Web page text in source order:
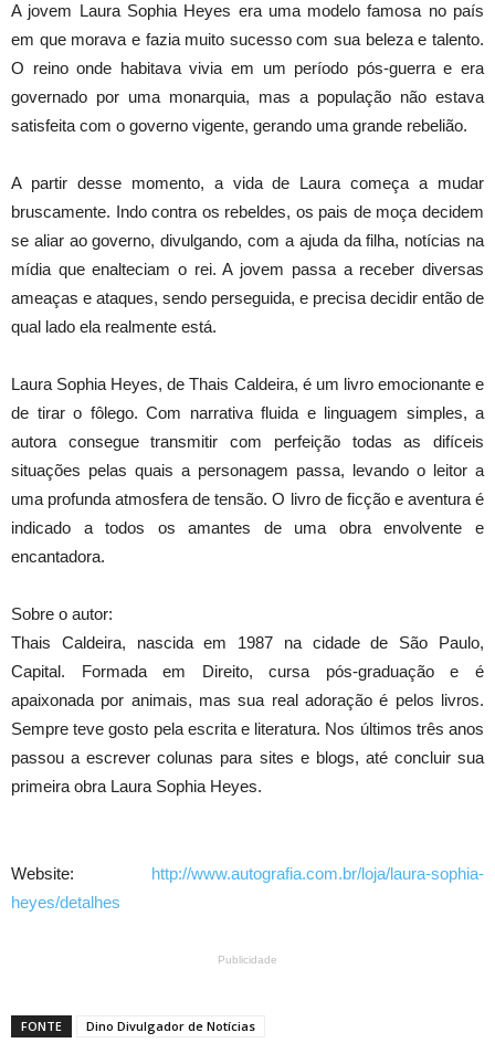
A jovem Laura Sophia Heyes era uma modelo famosa no país
em que morava e fazia muito sucesso com sua beleza e talento.
O reino onde habitava vivia em um período pós-guerra e era
governado por uma monarquia, mas a população não estava
satisfeita com o governo vigente, gerando uma grande rebelião.
A partir desse momento, a vida de Laura começa a mudar
bruscamente. Indo contra os rebeldes, os pais de moça decidem
se aliar ao governo, divulgando, com a ajuda da filha, notícias na
mídia que enalteciam o rei. A jovem passa a receber diversas
ameaças e ataques, sendo perseguida, e precisa decidir então de
qual lado ela realmente está.
Laura Sophia Heyes, de Thais Caldeira, é um livro emocionante e
de tirar o fôlego. Com narrativa fluida e linguagem simples, a
autora consegue transmitir com perfeição todas as difíceis
situações pelas quais a personagem passa, levando o leitor a
uma profunda atmosfera de tensão. O livro de ficção e aventura é
indicado a todos os amantes de uma obra envolvente e
encantadora.
Sobre o autor:
Thais Caldeira, nascida em 1987 na cidade de São Paulo,
Capital. Formada em Direito, cursa pós-graduação e é
apaixonada por animais, mas sua real adoração é pelos livros.
Sempre teve gosto pela escrita e literatura. Nos últimos três anos
passou a escrever colunas para sites e blogs, até concluir sua
primeira obra Laura Sophia Heyes.
Website: http://www.autografia.com.br/loja/laura-sophia-
heyes/detalhes
Publicidade
FONTE Dino Divulgador de Notícias